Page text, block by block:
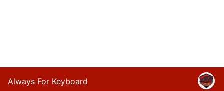
Always For Keyboard